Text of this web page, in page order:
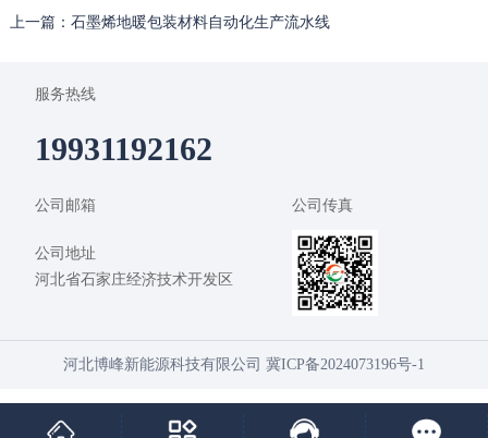
上一篇：石墨烯地暖包装材料自动化生产流水线
服务热线
19931192162
公司邮箱
公司地址
河北省石家庄经济技术开发区
公司传真
河北博峰新能源科技有限公司 冀ICP备2024073196号-1